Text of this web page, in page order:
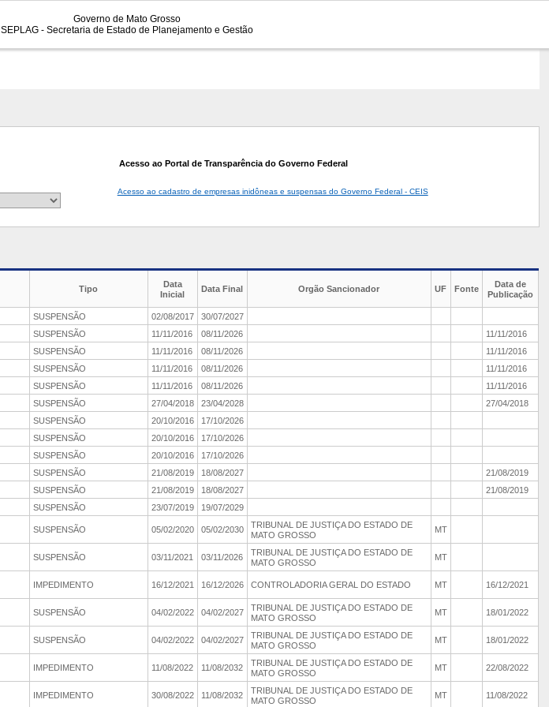
Governo de Mato Grosso
SEPLAG - Secretaria de Estado de Planejamento e Gestão
Acesso ao Portal de Transparência do Governo Federal
Acesso ao cadastro de empresas inidôneas e suspensas do Governo Federal - CEIS
Tipo
Data
Inicial
Data Final Orgão Sancionador UF Fonte
Data de
Publicação
SUSPENSÃO 02/08/2017
30/07/2027
SUSPENSÃO 11/11/2016 08/11/2026
11/11/2016
SUSPENSÃO 11/11/2016 08/11/2026
11/11/2016
SUSPENSÃO 11/11/2016 08/11/2026
11/11/2016
SUSPENSÃO 11/11/2016 08/11/2026
11/11/2016
SUSPENSÃO 27/04/2018 23/04/2028
27/04/2018
SUSPENSÃO 20/10/2016
17/10/2026
SUSPENSÃO 20/10/2016
17/10/2026
SUSPENSÃO 20/10/2016
17/10/2026
SUSPENSÃO 21/08/2019 18/08/2027
21/08/2019
SUSPENSÃO 21/08/2019 18/08/2027
21/08/2019
SUSPENSÃO 23/07/2019 19/07/2029
SUSPENSÃO 05/02/2020 05/02/2030
TRIBUNAL DE JUSTIÇA DO ESTADO DE
MATO GROSSO
MT
SUSPENSÃO 03/11/2021 03/11/2026
TRIBUNAL DE JUSTIÇA DO ESTADO DE
MATO GROSSO
MT
IMPEDIMENTO 16/12/2021 16/12/2026 CONTROLADORIA GERAL DO ESTADO MT 16/12/2021
SUSPENSÃO 04/02/2022 04/02/2027
TRIBUNAL DE JUSTIÇA DO ESTADO DE
MATO GROSSO
MT 18/01/2022
SUSPENSÃO 04/02/2022 04/02/2027
TRIBUNAL DE JUSTIÇA DO ESTADO DE
MATO GROSSO
MT 18/01/2022
IMPEDIMENTO 11/08/2022 11/08/2032
TRIBUNAL DE JUSTIÇA DO ESTADO DE
MATO GROSSO
MT 22/08/2022
IMPEDIMENTO 30/08/2022 11/08/2032
TRIBUNAL DE JUSTIÇA DO ESTADO DE
MATO GROSSO
MT 11/08/2022